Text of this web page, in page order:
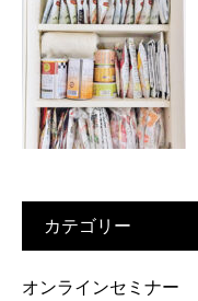
カテゴリー
オンラインセミナー